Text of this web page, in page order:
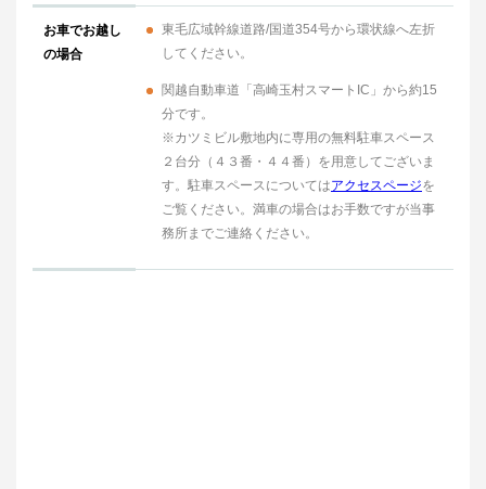
お車でお越し
の場合
東毛広域幹線道路/国道354号から環状線へ左折
してください。
関越自動車道「高崎玉村スマートIC」から約15
分です。
※カツミビル敷地内に専用の無料駐車スペース
２台分（４３番・４４番）を用意してございま
す。駐車スペースについてはアクセスページを
ご覧ください。満車の場合はお手数ですが当事
務所までご連絡ください。